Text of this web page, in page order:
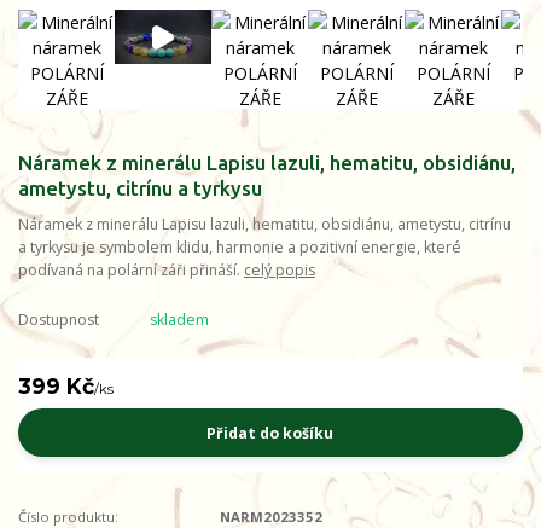
Náramek z minerálu Lapisu lazuli, hematitu, obsidiánu,
ametystu, citrínu a tyrkysu
Náramek z minerálu Lapisu lazuli, hematitu, obsidiánu, ametystu, citrínu
a tyrkysu je symbolem klidu, harmonie a pozitivní energie, které
podívaná na polární záři přináší. celý popis
Dostupnost skladem
399 Kč/ks
Přidat do košíku
Číslo produktu:
NARM2023352